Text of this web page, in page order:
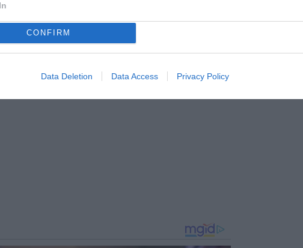
CONFIRM
Data Deletion Data Access Privacy Policy
dove segue l’attualità della Juventus con notizie,
dedicati al club bianconero.